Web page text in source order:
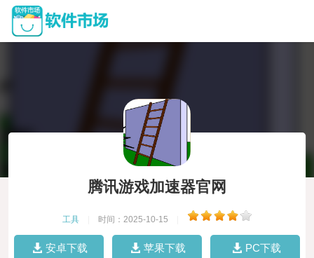
腾讯游戏加速器官网
工具 时间：2025-10-15
安卓下载 苹果下载 PC下载